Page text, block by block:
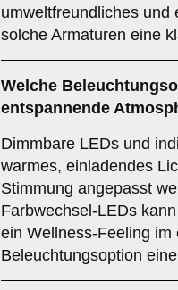
umweltfreundliches und
solche Armaturen eine
Welche
entspannende
Dimmbare LEDs und
warmes, einladendes
Stimmung angepasst
Farbwechsel-LEDs
ein Wellness-Feeling
Beleuchtungsoption